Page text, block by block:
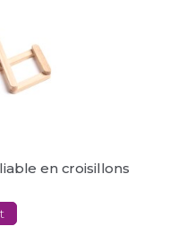
en croisillons